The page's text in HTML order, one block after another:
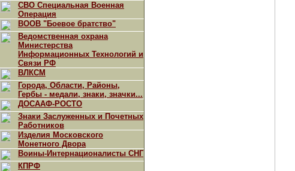
СВО Специальная Военная
Операция
ВООВ "Боевое братство"
Ведомственная охрана
Министерства
Информационных Технологий и
Связи РФ
ВЛКСМ
Города, Области, Районы,
Гербы - медали, знаки, значки...
ДОСААФ-РОСТО
Знаки Заслуженных и Почетных
Работников
Изделия Московского
Монетного Двора
Воины-Интернационалисты СНГ
КПРФ